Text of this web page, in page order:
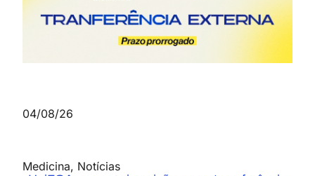
04/08/26
Medicina, Notícias